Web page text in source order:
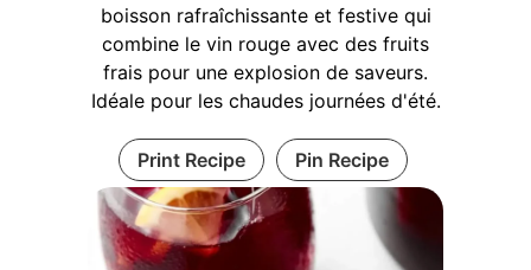
boisson rafraîchissante et festive qui
combine le vin rouge avec des fruits
frais pour une explosion de saveurs.
Idéale pour les chaudes journées d'été.
Print Recipe Pin Recipe